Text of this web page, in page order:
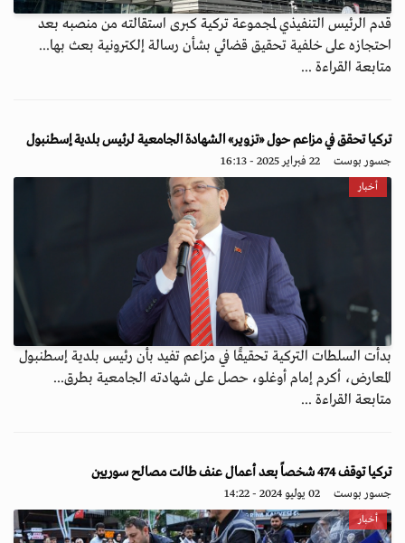
قدم الرئيس التنفيذي لمجموعة تركية كبرى استقالته من منصبه بعد
احتجازه على خلفية تحقيق قضائي بشأن رسالة إلكترونية بعث بها...
متابعة القراءة ...
تركيا تحقق في مزاعم حول «تزوير» الشهادة الجامعية لرئيس بلدية إسطنبول
جسور بوست 22 فبراير 2025 - 16:13
أخبار
بدأت السلطات التركية تحقيقًا في مزاعم تفيد بأن رئيس بلدية إسطنبول
المعارض، أكرم إمام أوغلو، حصل على شهادته الجامعية بطرق...
متابعة القراءة ...
تركيا توقف 474 شخصاً بعد أعمال عنف طالت مصالح سوريين
جسور بوست 02 يوليو 2024 - 14:22
أخبار